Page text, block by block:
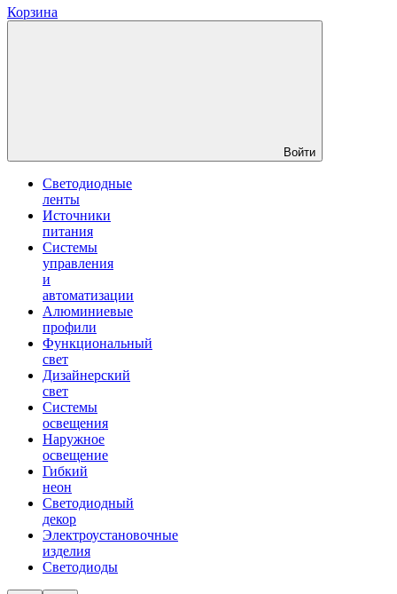
Корзина
Войти
Светодиодные
ленты
Источники
питания
Системы
управления
и
автоматизации
Алюминиевые
профили
Функциональный
свет
Дизайнерский
свет
Системы
освещения
Наружное
освещение
Гибкий
неон
Светодиодный
декор
Электроустановочные
изделия
Светодиоды